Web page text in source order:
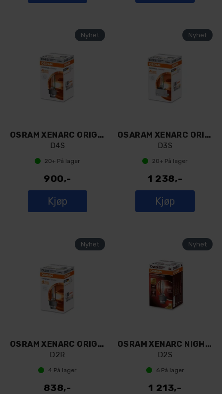
OSRAM XENARC ORIGINAL D4S
D4S
20+ På lager
900,-
Kjøp
OSARAM XENARC ORIGINAL D3S
D3S
20+ På lager
1 238,-
Kjøp
OSRAM XENARC ORIGINAL D2R
D2R
4 På lager
838,-
OSRAM XENARC NIGHT BREAKER 220 D2S
D2S
6På lager
1 213,-